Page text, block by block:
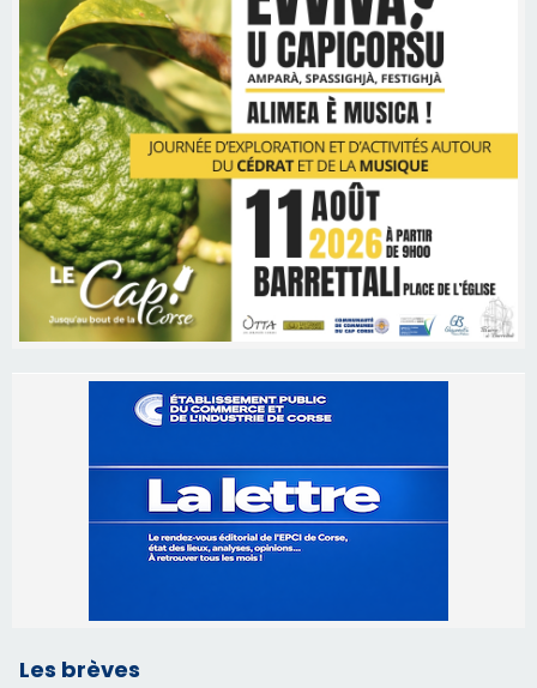
06/08/2026 15:57
Ucciani – Marché des producteurs à Cruculi le
Corte – L’association A Nuciola organise une
projection sous les étoiles